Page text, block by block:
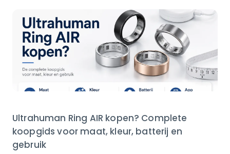
Ultrahuman Ring AIR kopen? Complete
koopgids voor maat, kleur, batterij en
gebruik